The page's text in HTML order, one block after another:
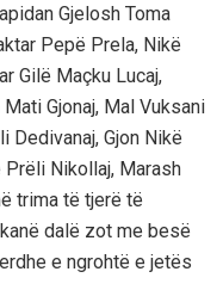
Gjelosh Toma
Pepë Prela, Nikë
Gilë Maçku Lucaj,
Gjonaj, Mal Vuksani
Dedivanaj, Gjon Nikë
Nikollaj, Marash
trima të tjerë të
dalë zot me besë
e ngrohtë e jetës